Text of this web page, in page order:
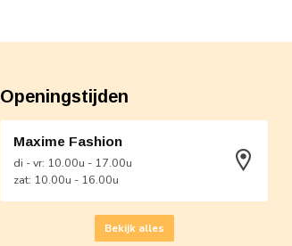
Openingstijden
Maxime Fashion
di - vr: 10.00u - 17.00u
zat: 10.00u - 16.00u
Bekijk alles